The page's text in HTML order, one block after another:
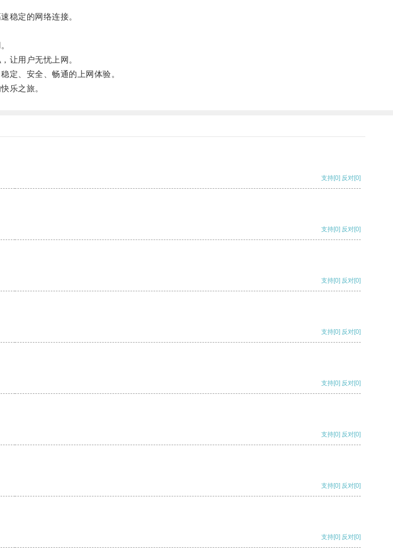
稳定的网络连接。
让用户无忧上网。
、安全、畅通的上网体验。
乐之旅。
支持[0] 反对[0]
支持[0] 反对[0]
支持[0] 反对[0]
支持[0] 反对[0]
支持[0] 反对[0]
支持[0] 反对[0]
支持[0] 反对[0]
支持[0] 反对[0]